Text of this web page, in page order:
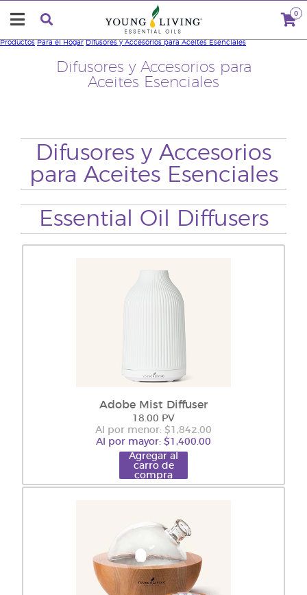
0
Difusores y Accesorios para
Aceites Esenciales
Productos Para el Hogar Difusores y Accesorios para Aceites Esenciales
Difusores y Accesorios
para Aceites Esenciales
Essential Oil Diffusers
Adobe Mist Diffuser
18.00 PV
Al por menor: $1,842.00
Al por mayor: $1,400.00
Agregar al
carro de
compra